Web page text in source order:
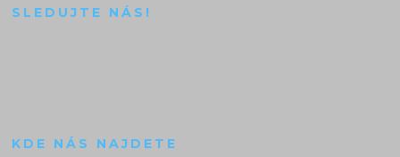
SLEDUJTE NÁS!
KDE NÁS NAJDETE